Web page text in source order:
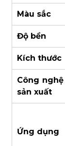
Màu sắc
Độ bền
Kích thước
Công nghệ
sản xuất
Ứng dụng